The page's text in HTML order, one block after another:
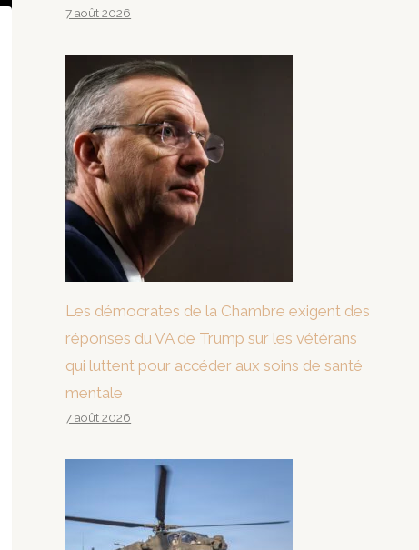
7 août 2026
Les démocrates de la Chambre exigent des
réponses du VA de Trump sur les vétérans
qui luttent pour accéder aux soins de santé
mentale
7 août 2026